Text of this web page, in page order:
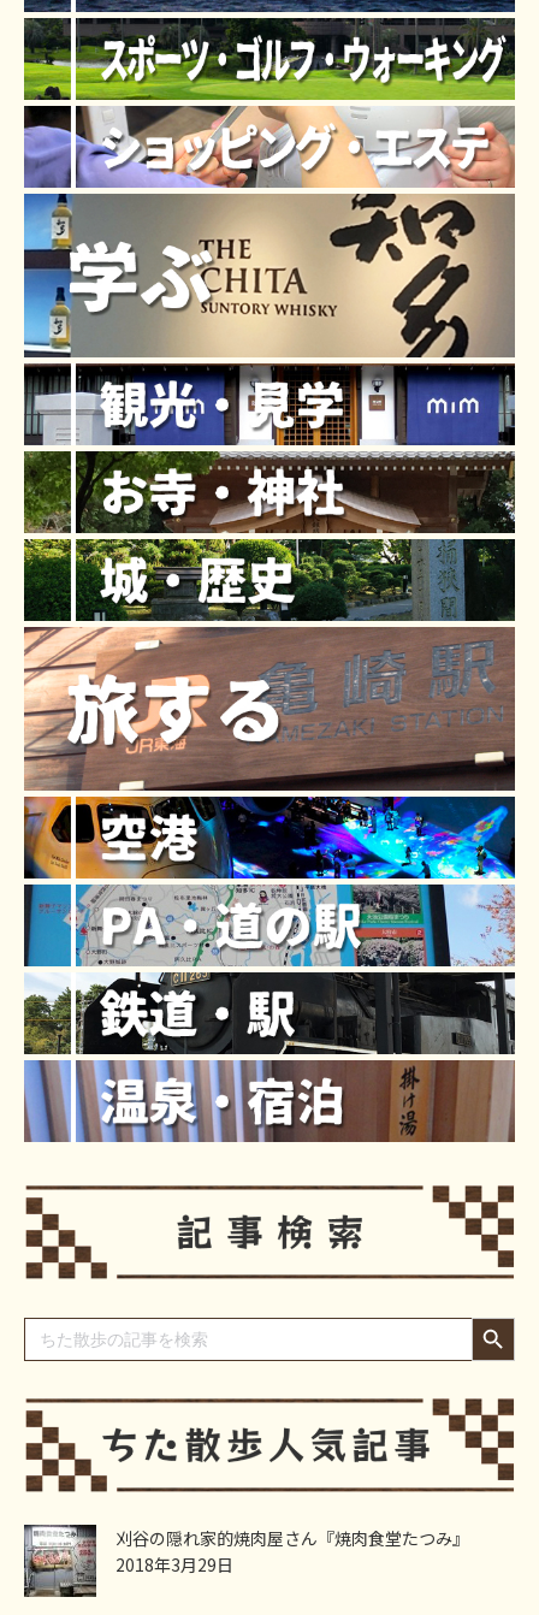
Search
for:
Search Button
刈谷の隠れ家的焼肉屋さん『焼肉食堂たつみ』
2018年3月29日